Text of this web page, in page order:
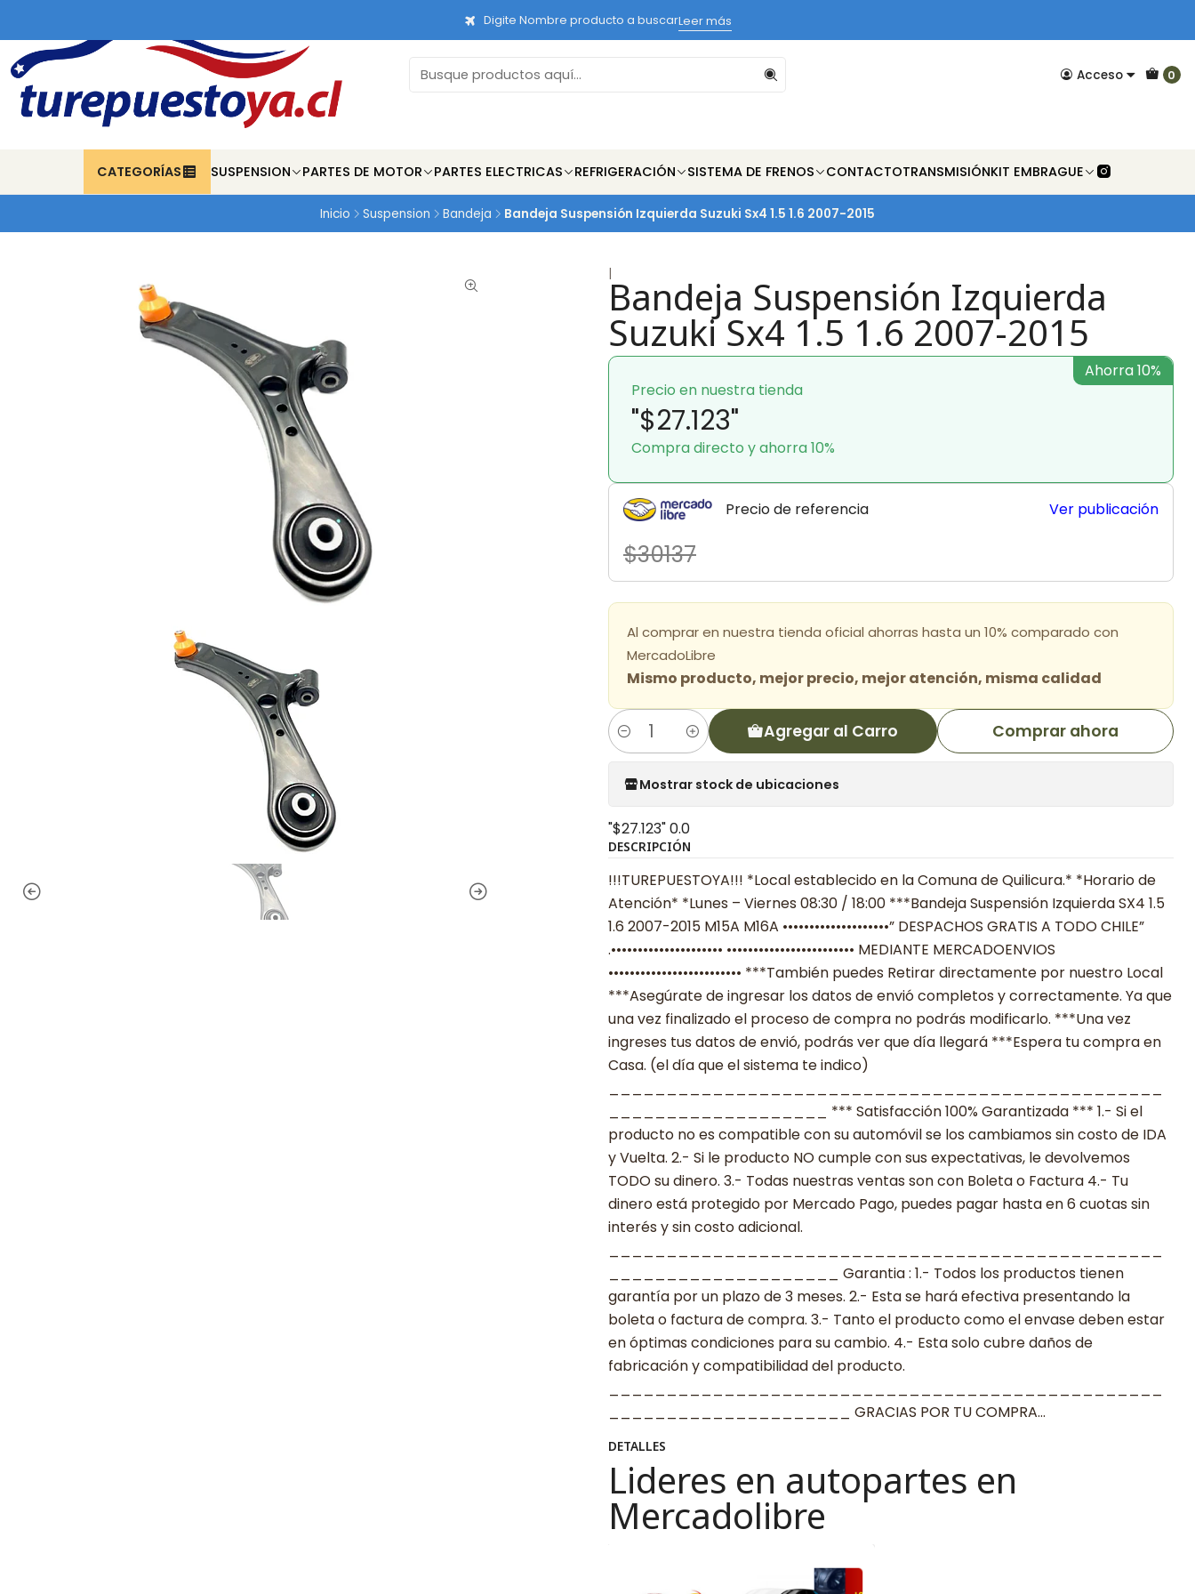
Acceso 0
CATEGORÍAS SUSPENSION PARTES DE MOTOR PARTES ELECTRICAS REFRIGERACIÓN SISTEMA DE FRENOS CONTACTOTRANSMISIÓNKIT EMBRAGUE
Digite Nombre producto a buscarLeer más
Inicio Suspension Bandeja Bandeja Suspensión Izquierda Suzuki Sx4 1.5 1.6 2007-2015
|Bandeja Suspensión Izquierda
Suzuki Sx4 1.5 1.6 2007-2015
Precio en nuestra tienda
"$27.123"
Compra directo y ahorra 10%
Ahorra 10%
Precio de referencia
$30137
Ver publicación
Al comprar en nuestra tienda oficial ahorras hasta un 10% comparado con
MercadoLibre
Mismo producto, mejor precio, mejor atención, misma calidad
Cantidad Agregar al Carro Comprar ahora
Mostrar stock de ubicaciones
"$27.123"0.0
DESCRIPCIÓN
!!!TUREPUESTOYA!!! *Local establecido en la Comuna de Quilicura.* *Horario de
Atención* *Lunes – Viernes 08:30 / 18:00 ***Bandeja Suspensión Izquierda SX4 1.5
1.6 2007-2015 M15A M16A ••••••••••••••••••••” DESPACHOS GRATIS A TODO CHILE”
.••••••••••••••••••••• •••••••••••••••••••••••• MEDIANTE MERCADOENVIOS
••••••••••••••••••••••••• ***También puedes Retirar directamente por nuestro Local
***Asegúrate de ingresar los datos de envió completos y correctamente. Ya que
una vez finalizado el proceso de compra no podrás modificarlo. ***Una vez
ingreses tus datos de envió, podrás ver que día llegará ***Espera tu compra en
Casa. (el día que el sistema te indico)
___________________ *** Satisfacción 100% Garantizada *** 1.- Si el
producto no es compatible con su automóvil se los cambiamos sin costo de IDA
y Vuelta. 2.- Si le producto NO cumple con sus expectativas, le devolvemos
TODO su dinero. 3.- Todas nuestras ventas son con Boleta o Factura 4.- Tu
dinero está protegido por Mercado Pago, puedes pagar hasta en 6 cuotas sin
interés y sin costo adicional.
____________________ Garantia : 1.- Todos los productos tienen
garantía por un plazo de 3 meses. 2.- Esta se hará efectiva presentando la
boleta o factura de compra. 3.- Tanto el producto como el envase deben estar
en óptimas condiciones para su cambio. 4.- Esta solo cubre daños de
fabricación y compatibilidad del producto.
_____________________ GRACIAS POR TU COMPRA…
DETALLES
Lideres en autopartes en
Mercadolibre